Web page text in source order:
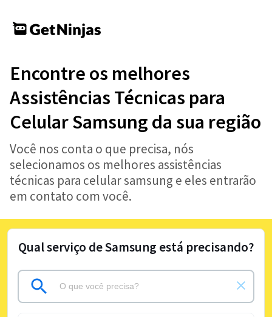
Encontre os melhores
Assistências Técnicas para
Celular Samsung da sua região
Você nos conta o que precisa, nós
selecionamos os melhores assistências
técnicas para celular samsung e eles entrarão
em contato com você.
Qual serviço de Samsung está precisando?